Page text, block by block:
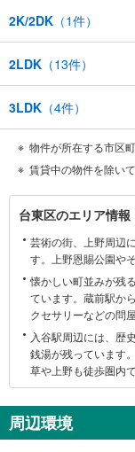
2K/2DK （1件）
2LDK （13件）
3LDK （4件）
物件が所在する市区
賃貸中の物件を除いて
台
東
区
に
関
す
情
報
台東区のエリア情報
芸術の街、上野周辺
す。上野恩賜公園や
懐かしい町並みが残
ています。蔵前駅か
クセサリーなどの問
入谷駅周辺には、歴
銭湯が残っています
草や上野も徒歩圏内で
周辺環境